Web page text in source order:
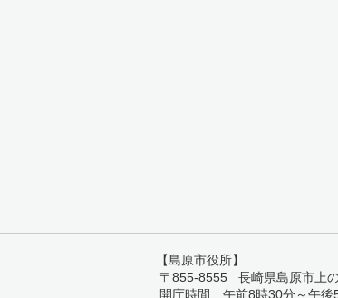
【島原市役所】
〒855-8555 長崎県島原市上
開庁時間 午前8時30分～午後